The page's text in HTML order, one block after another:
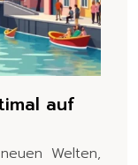
auf
Welten,